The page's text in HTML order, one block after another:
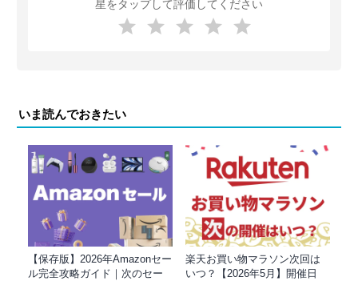
星をタップして評価してください
いま読んでおきたい
【保存版】2026年Amazonセー
ル完全攻略ガイド｜次のセー
楽天お買い物マラソン次回は
いつ？【2026年5月】開催日